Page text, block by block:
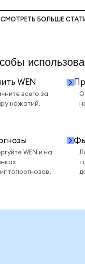
БОЛЬШЕ
WEN
всего за
нажатий.
WEN и на